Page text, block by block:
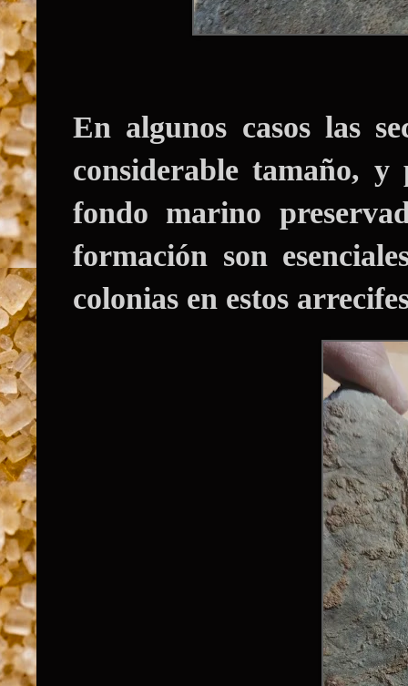
En algunos casos las
considerable tamaño,
fondo marino
formación son
colonias en estos